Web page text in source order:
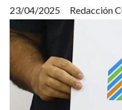
Redacción
23/04/2025